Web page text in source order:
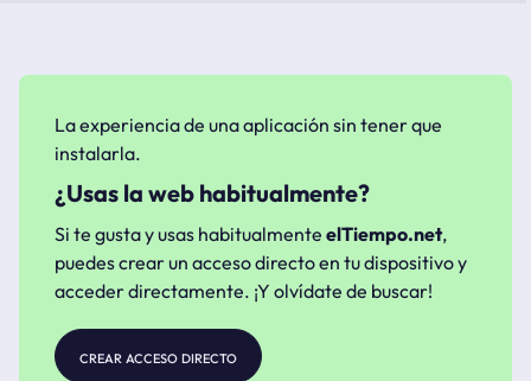
La experiencia de una aplicación sin tener que
instalarla.
¿Usas la web habitualmente?
Si te gusta y usas habitualmente elTiempo.net,
puedes crear un acceso directo en tu dispositivo y
acceder directamente. ¡Y olvídate de buscar!
crear acceso directo